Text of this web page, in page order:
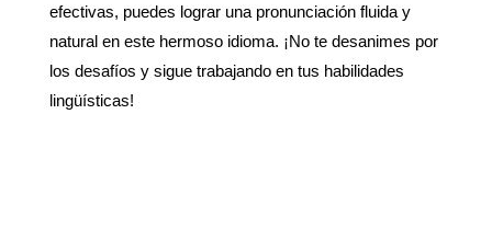
efectivas, puedes lograr una pronunciación fluida y
natural en este hermoso idioma. ¡No te desanimes por
los desafíos y sigue trabajando en tus habilidades
lingüísticas!